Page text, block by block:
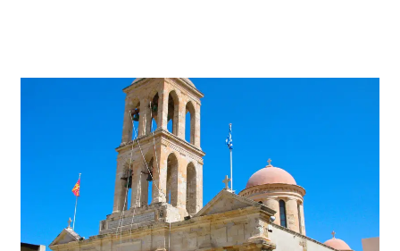
g
i
s
B
e
a
c
h